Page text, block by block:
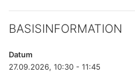
BASISINFORMATION
Datum
27.09.2026, 10:30 - 11:45